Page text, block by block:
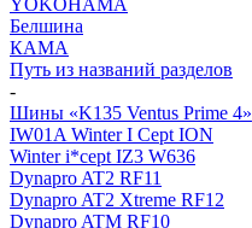
Белшина
КАМА
Путь из названий разделов
-
Шины «K135 Ventus Prime 4»
IW01A Winter I Cept ION
Winter i*cept IZ3 W636
Dynapro AT2 RF11
Dynapro AT2 Xtreme RF12
Dynapro ATM RF10